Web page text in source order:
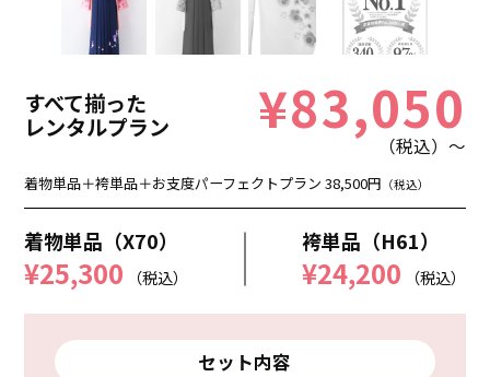
すべて揃った
レンタルプラン ¥83,050
（税込）～
着物単品＋袴単品＋お支度パーフェクトプラン 38,500円 （税込）
着物単品（X70）
¥25,300 （税込）
袴単品（H61）
¥24,200 （税込）
セット内容